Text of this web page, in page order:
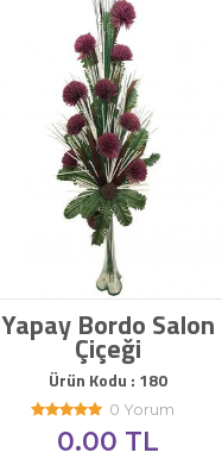
Yapay Bordo Salon
Çiçeği
Ürün Kodu : 180
0 Yorum
0.00 TL